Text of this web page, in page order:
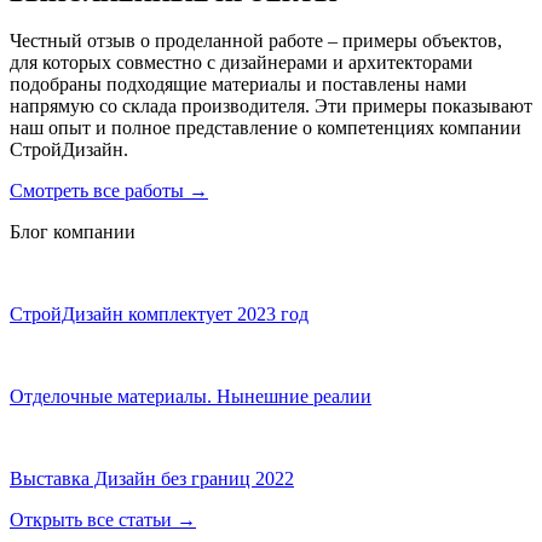
Честный отзыв о проделанной работе – примеры объектов,
для которых совместно с дизайнерами и архитекторами
подобраны подходящие материалы и поставлены нами
напрямую со склада производителя. Эти примеры показывают
наш опыт и полное представление о компетенциях компании
СтройДизайн.
Смотреть все работы →
Блог компании
СтройДизайн комплектует 2023 год
Отделочные материалы. Нынешние реалии
Выставка Дизайн без границ 2022
Открыть все статьи →